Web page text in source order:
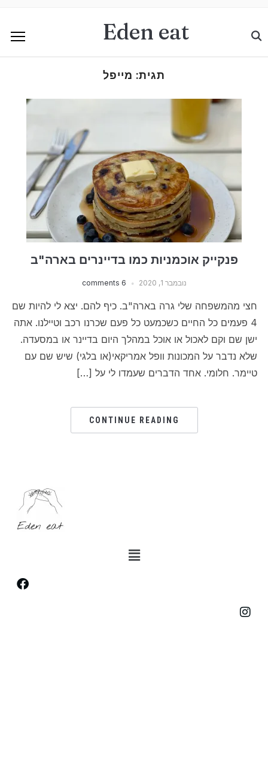
Eden eat
תגית: מייפל
פנקייק אוכמניות כמו בדיינרים בארה"ב
נובמבר 1, 2020 6 comments
חצי מהמשפחה שלי גרה בארה"ב. כיף להם. יצא לי להיות שם
4 פעמים כל החיים כשכמעט כל פעם שכרנו רכב וטיילנו. אתה
ישן שם וקם לאכול או אוכל במהלך היום בדיינר או במסעדה.
שלא נדבר על המכונות וופל אמריקאי(או בלגי) שיש שם עם
טיימר. חלומי. אחד הדברים שעמדו לי על […]
CONTINUE READING